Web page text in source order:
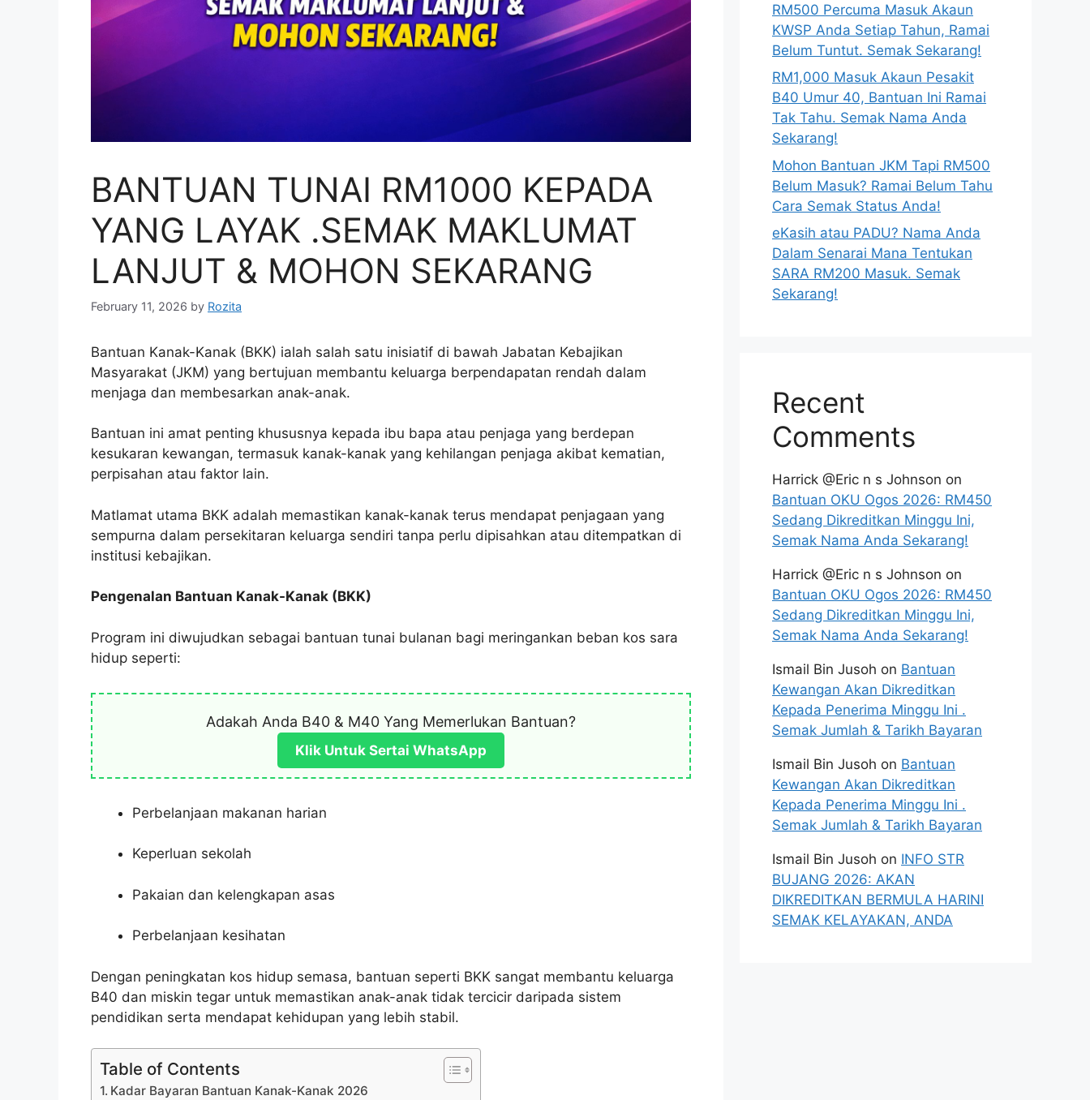
BANTUAN TUNAI RM1000 KEPADA
YANG LAYAK .SEMAK MAKLUMAT
LANJUT & MOHON SEKARANG
February 11, 2026 by Rozita
Bantuan Kanak-Kanak (BKK) ialah salah satu inisiatif di bawah Jabatan Kebajikan
Masyarakat (JKM) yang bertujuan membantu keluarga berpendapatan rendah dalam
menjaga dan membesarkan anak-anak.
Bantuan ini amat penting khususnya kepada ibu bapa atau penjaga yang berdepan
kesukaran kewangan, termasuk kanak-kanak yang kehilangan penjaga akibat kematian,
perpisahan atau faktor lain.
Matlamat utama BKK adalah memastikan kanak-kanak terus mendapat penjagaan yang
sempurna dalam persekitaran keluarga sendiri tanpa perlu dipisahkan atau ditempatkan di
institusi kebajikan.
Pengenalan Bantuan Kanak-Kanak (BKK)
Program ini diwujudkan sebagai bantuan tunai bulanan bagi meringankan beban kos sara
hidup seperti:
Adakah Anda B40 & M40 Yang Memerlukan Bantuan?
Klik Untuk Sertai WhatsApp
Perbelanjaan makanan harian
Keperluan sekolah
Pakaian dan kelengkapan asas
Perbelanjaan kesihatan
Dengan peningkatan kos hidup semasa, bantuan seperti BKK sangat membantu keluarga
B40 dan miskin tegar untuk memastikan anak-anak tidak tercicir daripada sistem
pendidikan serta mendapat kehidupan yang lebih stabil.
Table of Contents
Kadar Bayaran Bantuan Kanak-Kanak 2026
RM500 Percuma Masuk Akaun
KWSP Anda Setiap Tahun, Ramai
Belum Tuntut. Semak Sekarang!
RM1,000 Masuk Akaun Pesakit
B40 Umur 40, Bantuan Ini Ramai
Tak Tahu. Semak Nama Anda
Sekarang!
Mohon Bantuan JKM Tapi RM500
Belum Masuk? Ramai Belum Tahu
Cara Semak Status Anda!
eKasih atau PADU? Nama Anda
Dalam Senarai Mana Tentukan
SARA RM200 Masuk. Semak
Sekarang!
Recent
Comments
Harrick @Eric n s Johnson on
Bantuan OKU Ogos 2026: RM450
Sedang Dikreditkan Minggu Ini,
Semak Nama Anda Sekarang!
Harrick @Eric n s Johnson on
Bantuan OKU Ogos 2026: RM450
Sedang Dikreditkan Minggu Ini,
Semak Nama Anda Sekarang!
Ismail Bin Jusoh on Bantuan
Kewangan Akan Dikreditkan
Kepada Penerima Minggu Ini .
Semak Jumlah & Tarikh Bayaran
Ismail Bin Jusoh on Bantuan
Kewangan Akan Dikreditkan
Kepada Penerima Minggu Ini .
Semak Jumlah & Tarikh Bayaran
Ismail Bin Jusoh on INFO STR
BUJANG 2026: AKAN
DIKREDITKAN BERMULA HARINI
SEMAK KELAYAKAN, ANDA